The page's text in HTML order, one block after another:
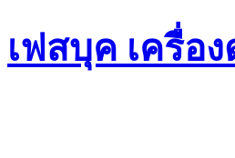
เฟสบุค เครื่อ